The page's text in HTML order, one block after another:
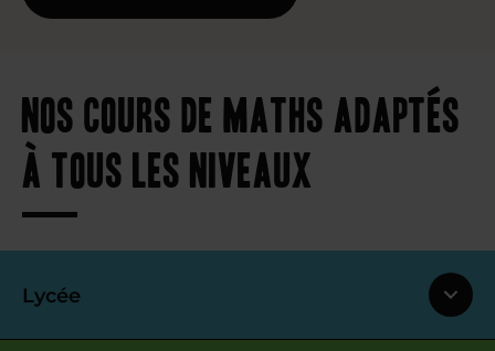
Nos cours de maths adaptés
à tous les niveaux
Lycée